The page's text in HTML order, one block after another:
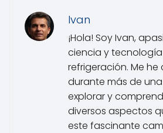
Ivan
¡Hola! Soy Ivan,
ciencia y
refrigeración. Me
durante más de
explorar y
diversos aspectos
este fascinante